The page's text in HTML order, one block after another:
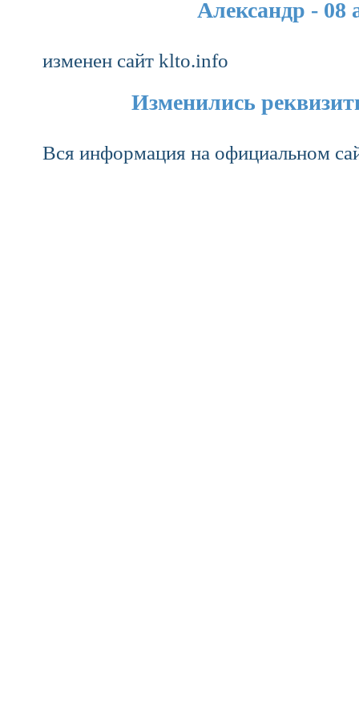
Александр - 08
изменен сайт klto.info
Изменились
Вся информация на официальном